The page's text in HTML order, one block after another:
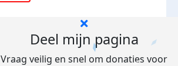
Deel mijn pagina
Vraag veilig en snel om donaties voor